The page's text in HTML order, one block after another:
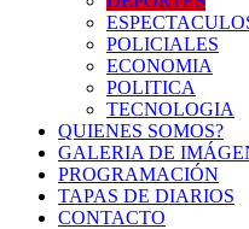
POLICIALES
ECONOMIA
POLITICA
TECNOLOGIA
QUIENES SOMOS?
GALERIA DE
PROGRAMACIÓN
TAPAS DE DIARIOS
CONTACTO